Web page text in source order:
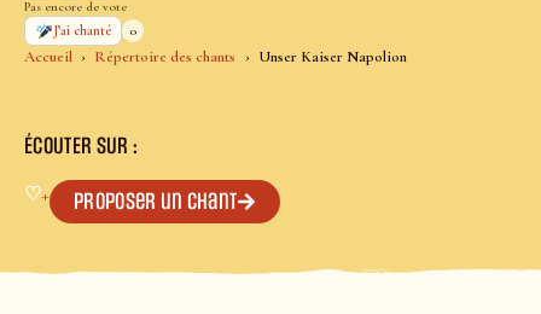
Accueil Répertoire des chants Unser Kaiser Napolion
Pas encore de vote
J’ai chanté
0
ÉCOUTER SUR :
♡+ Proposer un chant